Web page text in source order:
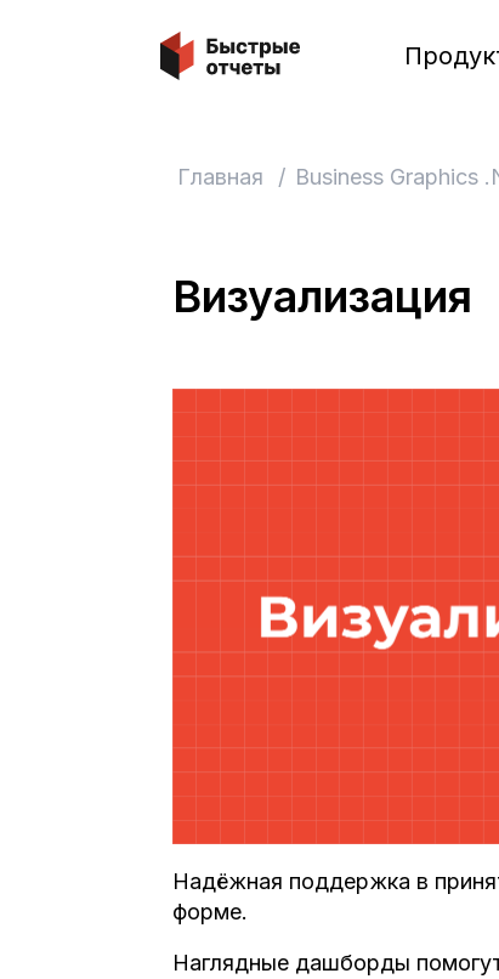
Быстрые отчеты
Главная / Business Graphics
Визуализация
Надёжная поддержка в
форме.
Наглядные дашборды